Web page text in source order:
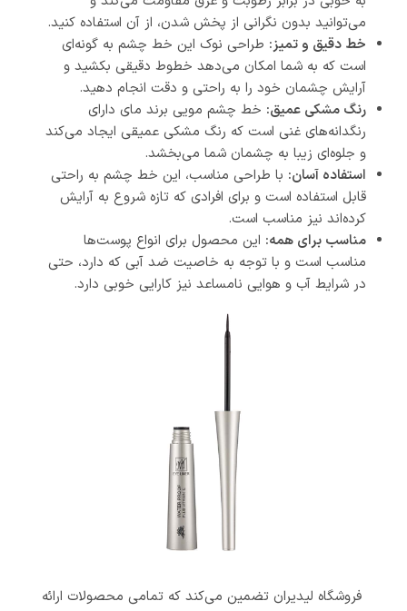
می‌توانید بدون نگرانی از پخش شدن، از آن استفاده کنید.
خط دقیق و تمیز: طراحی نوک این خط چشم به گونه‌ای
است که به شما امکان می‌دهد خطوط دقیقی بکشید و
آرایش چشمان خود را به راحتی و دقت انجام دهید.
رنگ مشکی عمیق: خط چشم مویی برند مای دارای
رنگدانه‌های غنی است که رنگ مشکی عمیقی ایجاد می‌کند
و جلوه‌ای زیبا به چشمان شما می‌بخشد.
استفاده آسان: با طراحی مناسب، این خط چشم به راحتی
قابل استفاده است و برای افرادی که تازه شروع به آرایش
کرده‌اند نیز مناسب است.
مناسب برای همه: این محصول برای انواع پوست‌ها
مناسب است و با توجه به خاصیت ضد آبی که دارد، حتی
در شرایط آب و هوایی نامساعد نیز کارایی خوبی دارد.
فروشگاه لیدیران تضمین می‌کند که تمامی محصولات ارائه